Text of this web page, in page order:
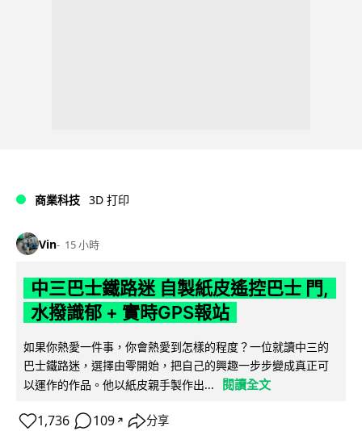
商業科技 3D 打印
Vin 15 小時
中三巴士鐵路迷 自製紙皮遙控巴士 門,
水撥識郁 + 實時GPS報站
如果你熱愛一件事，你會熱愛到怎樣的程度？一位就讀中三的
巴士鐵路迷，選擇由零開始，把自己的興趣一步步變成真正可
以運作的作品。他以紙皮親手製作出...
閱讀全文
1,736 109 ↗ 分享